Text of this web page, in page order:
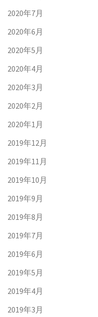
2020年7月
2020年6月
2020年5月
2020年4月
2020年3月
2020年2月
2020年1月
2019年12月
2019年11月
2019年10月
2019年9月
2019年8月
2019年7月
2019年6月
2019年5月
2019年4月
2019年3月